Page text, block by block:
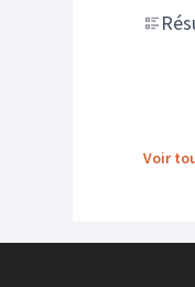
Voir